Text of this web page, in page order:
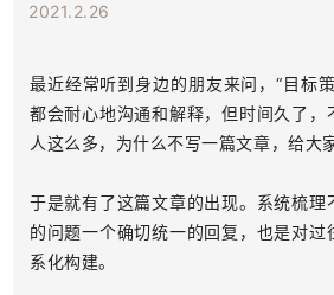
2021.2.26
最近经常听到身边的朋友来问，“目标
都会耐心地沟通和解释，但时间久了，
人这么多，为什么不写一篇文章，给大
于是就有了这篇文章的出现。系统梳理
的问题一个确切统一的回复，也是对过
系化构建。